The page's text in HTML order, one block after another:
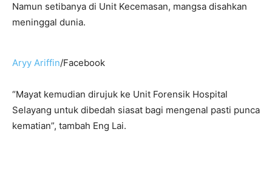
Namun setibanya di Unit Kecemasan, mangsa disahkan
meninggal dunia.
Aryy Ariffin/Facebook
“Mayat kemudian dirujuk ke Unit Forensik Hospital
Selayang untuk dibedah siasat bagi mengenal pasti punca
kematian”, tambah Eng Lai.